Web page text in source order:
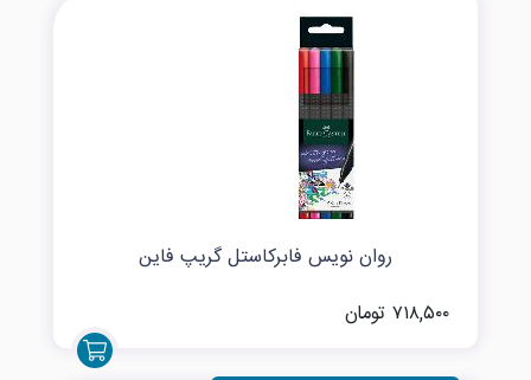
روان نویس فابرکاستل گریپ فاین
۷۱۸,۵۰۰ تومان